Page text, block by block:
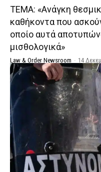
ΤΕΜΑ: «Ανάγκη
καθήκοντα που
οποίο αυτά
μισθολογικά»
Law & Order Newsroom - 14